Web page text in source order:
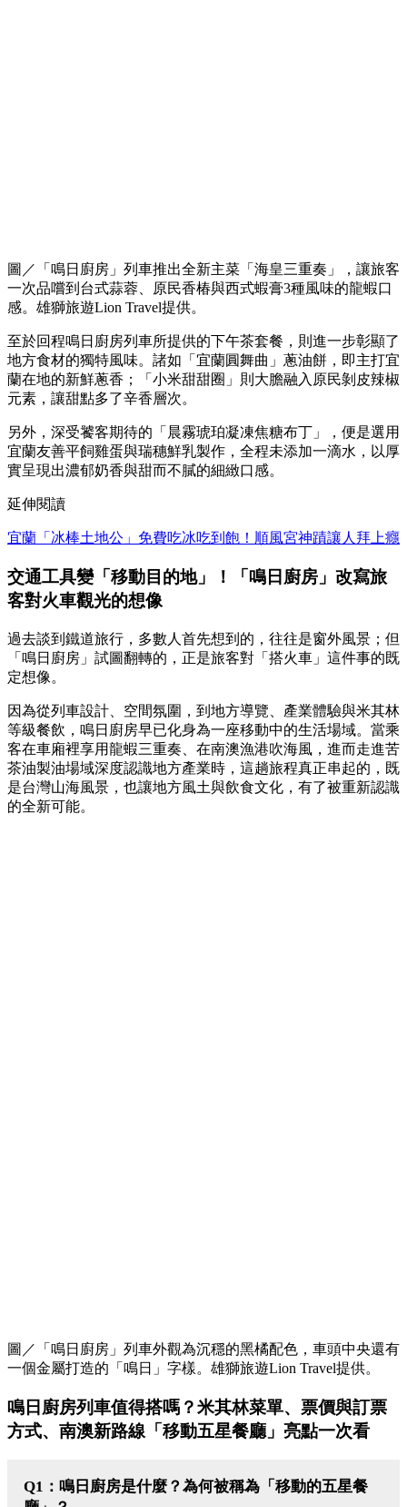
圖／「鳴日廚房」列車推出全新主菜「海皇三重奏」，讓旅客
一次品嚐到台式蒜蓉、原民香椿與西式蝦膏3種風味的龍蝦口
感。雄獅旅遊Lion Travel提供。
至於回程鳴日廚房列車所提供的下午茶套餐，則進一步彰顯了
地方食材的獨特風味。諸如「宜蘭圓舞曲」蔥油餅，即主打宜
蘭在地的新鮮蔥香；「小米甜甜圈」則大膽融入原民剝皮辣椒
元素，讓甜點多了辛香層次。
另外，深受饕客期待的「晨霧琥珀凝凍焦糖布丁」，便是選用
宜蘭友善平飼雞蛋與瑞穗鮮乳製作，全程未添加一滴水，以厚
實呈現出濃郁奶香與甜而不膩的細緻口感。
延伸閱讀
宜蘭「冰棒土地公」免費吃冰吃到飽！順風宮神蹟讓人拜上癮
交通工具變「移動目的地」！「鳴日廚房」改寫旅
客對火車觀光的想像
過去談到鐵道旅行，多數人首先想到的，往往是窗外風景；但
「鳴日廚房」試圖翻轉的，正是旅客對「搭火車」這件事的既
定想像。
因為從列車設計、空間氛圍，到地方導覽、產業體驗與米其林
等級餐飲，鳴日廚房早已化身為一座移動中的生活場域。當乘
客在車廂裡享用龍蝦三重奏、在南澳漁港吹海風，進而走進苦
茶油製油場域深度認識地方產業時，這趟旅程真正串起的，既
是台灣山海風景，也讓地方風土與飲食文化，有了被重新認識
的全新可能。
圖／「鳴日廚房」列車外觀為沉穩的黑橘配色，車頭中央還有
一個金屬打造的「鳴日」字樣。雄獅旅遊Lion Travel提供。
鳴日廚房列車值得搭嗎？米其林菜單、票價與訂票
方式、南澳新路線「移動五星餐廳」亮點一次看
Q1：鳴日廚房是什麼？為何被稱為「移動的五星餐